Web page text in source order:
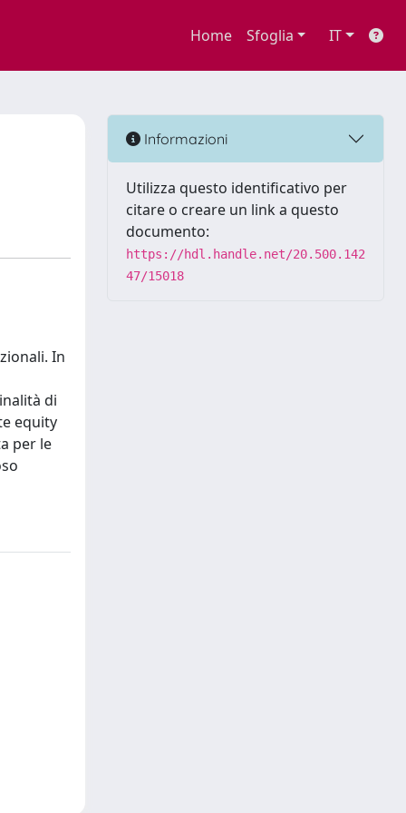
Home Sfoglia IT
In
di
equity
per le
Informazioni
Utilizza questo identificativo per
citare o creare un link a questo
documento:
https://hdl.handle.net/20.500.142
47/15018